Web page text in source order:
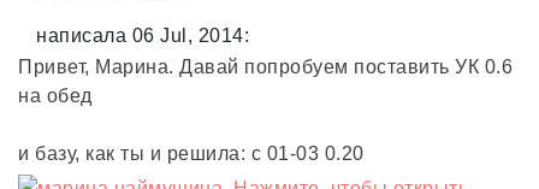
написала 06 Jul, 2014:
Привет, Марина. Давай попробуем поставить УК 0.6
на обед
и базу, как ты и решила: с 01-03 0.20